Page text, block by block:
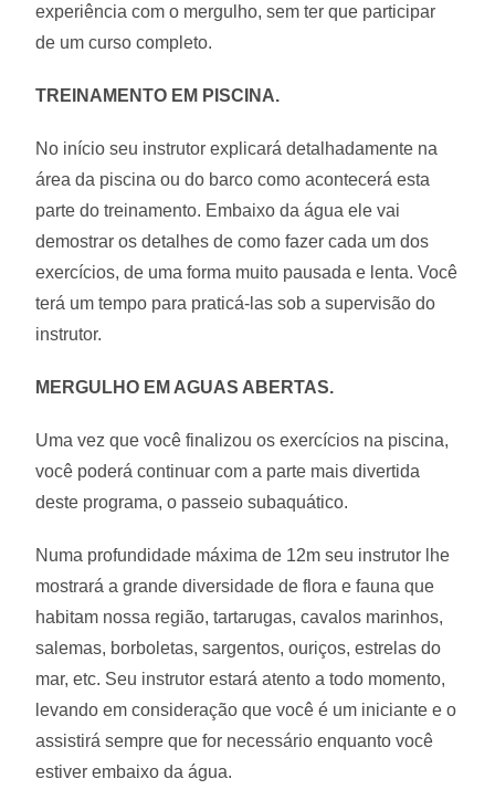
experiência com o mergulho, sem ter que participar
de um curso completo.
TREINAMENTO EM PISCINA.
No início seu instrutor explicará detalhadamente na
área da piscina ou do barco como acontecerá esta
parte do treinamento. Embaixo da água ele vai
demostrar os detalhes de como fazer cada um dos
exercícios, de uma forma muito pausada e lenta. Você
terá um tempo para praticá-las sob a supervisão do
instrutor.
MERGULHO EM AGUAS ABERTAS.
Uma vez que você finalizou os exercícios na piscina,
você poderá continuar com a parte mais divertida
deste programa, o passeio subaquático.
Numa profundidade máxima de 12m seu instrutor lhe
mostrará a grande diversidade de flora e fauna que
habitam nossa região, tartarugas, cavalos marinhos,
salemas, borboletas, sargentos, ouriços, estrelas do
mar, etc. Seu instrutor estará atento a todo momento,
levando em consideração que você é um iniciante e o
assistirá sempre que for necessário enquanto você
estiver embaixo da água.